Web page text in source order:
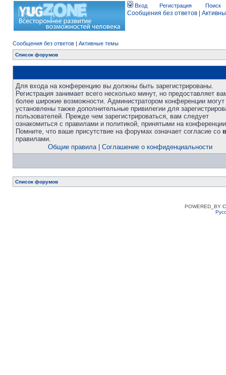
Вход Регистрация Поиск
Сообщения без ответов
Сообщения без ответов | Активные темы
Список форумов
Для входа на конференцию вы должны быть зарегистрированы.
Регистрация занимает всего несколько минут, но предоставляет
более широкие возможности. Администратором конференции
установлены также дополнительные привилегии для
пользователей. Прежде чем зарегистрироваться, вам следует
ознакомиться с правилами и политикой, принятыми на
Помните, что ваше присутствие на форумах означает согласие со
правилами.
Общие правила| Соглашение о конфиденциальности
Список форумов
POWERED_BY